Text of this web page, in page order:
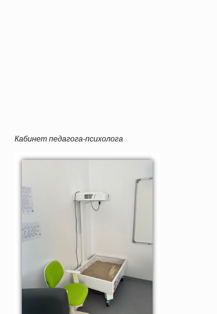
Кабинет педагога-психолога